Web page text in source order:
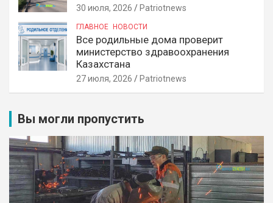
30 июля, 2026 Patriotnews
ГЛАВНОЕ НОВОСТИ
Все родильные дома проверит
министерство здравоохранения
Казахстана
27 июля, 2026 Patriotnews
Вы могли пропустить